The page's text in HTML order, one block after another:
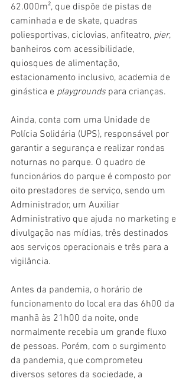
62.000m², que dispõe de pistas de
caminhada e de skate, quadras
poliesportivas, ciclovias, anfiteatro, pier,
banheiros com acessibilidade,
quiosques de alimentação,
estacionamento inclusivo, academia de
ginástica e playgrounds para crianças.
Ainda, conta com uma Unidade de
Polícia Solidária (UPS), responsável por
garantir a segurança e realizar rondas
noturnas no parque. O quadro de
funcionários do parque é composto por
oito prestadores de serviço, sendo um
Administrador, um Auxiliar
Administrativo que ajuda no marketing e
divulgação nas mídias, três destinados
aos serviços operacionais e três para a
vigilância.
Antes da pandemia, o horário de
funcionamento do local era das 6h00 da
manhã às 21h00 da noite, onde
normalmente recebia um grande fluxo
de pessoas. Porém, com o surgimento
da pandemia, que comprometeu
diversos setores da sociedade, a